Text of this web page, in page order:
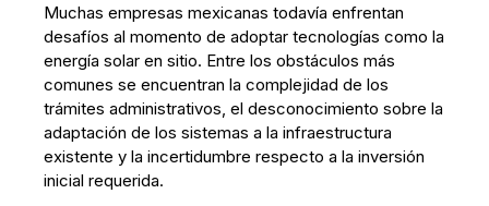
Muchas empresas mexicanas todavía enfrentan
desafíos al momento de adoptar tecnologías como la
energía solar en sitio. Entre los obstáculos más
comunes se encuentran la complejidad de los
trámites administrativos, el desconocimiento sobre la
adaptación de los sistemas a la infraestructura
existente y la incertidumbre respecto a la inversión
inicial requerida.